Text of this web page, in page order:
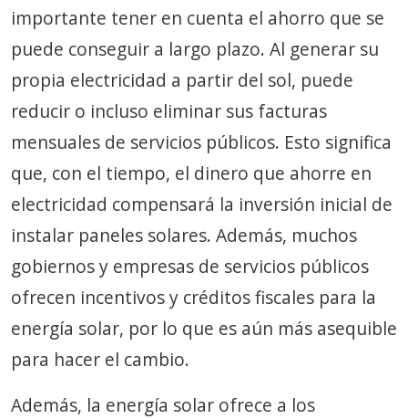
importante tener en cuenta el ahorro que se
puede conseguir a largo plazo. Al generar su
propia electricidad a partir del sol, puede
reducir o incluso eliminar sus facturas
mensuales de servicios públicos. Esto significa
que, con el tiempo, el dinero que ahorre en
electricidad compensará la inversión inicial de
instalar paneles solares. Además, muchos
gobiernos y empresas de servicios públicos
ofrecen incentivos y créditos fiscales para la
energía solar, por lo que es aún más asequible
para hacer el cambio.
Además, la energía solar ofrece a los